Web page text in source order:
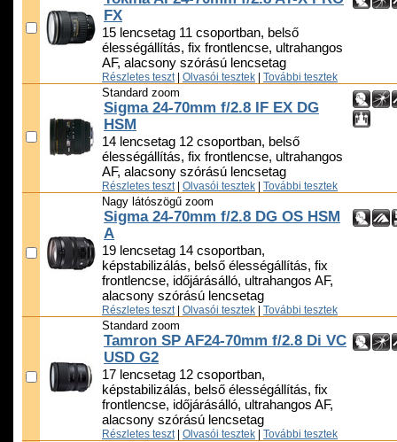
FX
15 lencsetag 11 csoportban, belső
élességállítás, fix frontlencse, ultrahangos
AF, alacsony szórású lencsetag
Részletes teszt Olvasói tesztek További tesztek
Standard zoom
Sigma 24-70mm f/2.8 IF EX DG
HSM
14 lencsetag 12 csoportban, belső
élességállítás, fix frontlencse, ultrahangos
AF, alacsony szórású lencsetag
Részletes teszt Olvasói tesztek További tesztek
Nagy látószögű zoom
Sigma 24-70mm f/2.8 DG OS HSM
A
19 lencsetag 14 csoportban,
képstabilizálás, belső élességállítás, fix
frontlencse, időjárásálló, ultrahangos AF,
alacsony szórású lencsetag
Részletes teszt Olvasói tesztek További tesztek
Standard zoom
Tamron SP AF24-70mm f/2.8 Di VC
USD G2
17 lencsetag 12 csoportban,
képstabilizálás, belső élességállítás, fix
frontlencse, időjárásálló, ultrahangos AF,
alacsony szórású lencsetag
Részletes teszt Olvasói tesztek További tesztek